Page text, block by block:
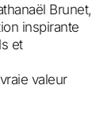
Brunet,
inspirante
et
valeur